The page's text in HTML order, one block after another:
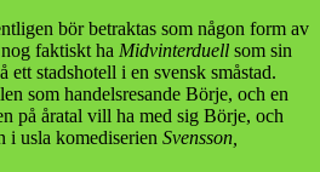
bör betraktas som någon form av
faktiskt ha Midvinterduell som sin
ett stadshotell i en svensk småstad.
som handelsresande Börje, och en
på åratal vill ha med sig Börje, och
i usla komediserien Svensson,